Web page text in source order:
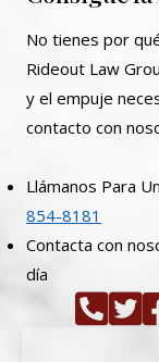
No tienes por
Rideout Law
y el empuje
contacto con
Llámanos Para
854-8181
Contacta con
día